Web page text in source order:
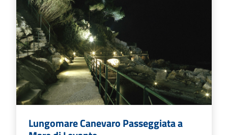
Lungomare Canevaro Passeggiata a